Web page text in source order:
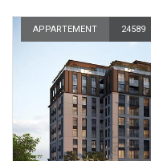
APPARTEMENT 24589